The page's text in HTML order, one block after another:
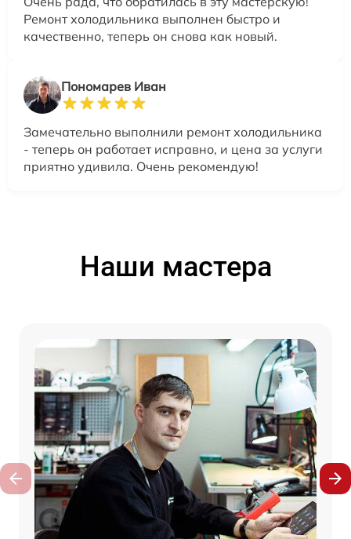
Ремонт холодильника выполнен быстро и
качественно, теперь он снова как новый.
Пономарев Иван
Замечательно выполнили ремонт холодильника
- теперь он работает исправно, и цена за услуги
приятно удивила. Очень рекомендую!
Наши мастера